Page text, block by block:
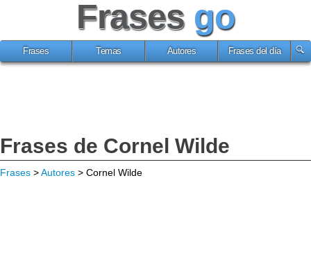
Frases go
Frases Temas Autores Frases del día
Frases de Cornel Wilde
Frases >Autores > Cornel Wilde